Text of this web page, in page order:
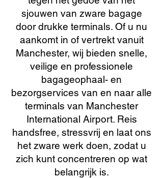
sjouwen van zware bagage
door drukke terminals. Of u nu
aankomt in of vertrekt vanuit
Manchester, wij bieden snelle,
veilige en professionele
bagageophaal- en
bezorgservices van en naar alle
terminals van Manchester
International Airport. Reis
handsfree, stressvrij en laat ons
het zware werk doen, zodat u
zich kunt concentreren op wat
belangrijk is.